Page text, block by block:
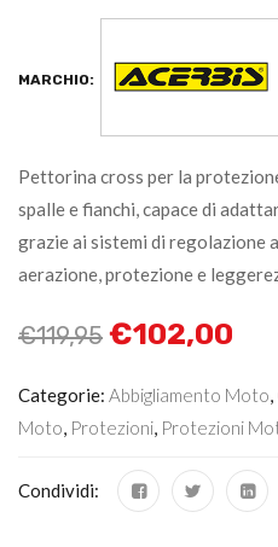
MARCHIO:
Pettorina cross per la
spalle e fianchi, capace di
grazie ai sistemi di regolazione
aerazione, protezione e
€119,95 €102,00
Categorie: Abbigliamento Moto
Moto Protezioni Protezioni
Condividi: